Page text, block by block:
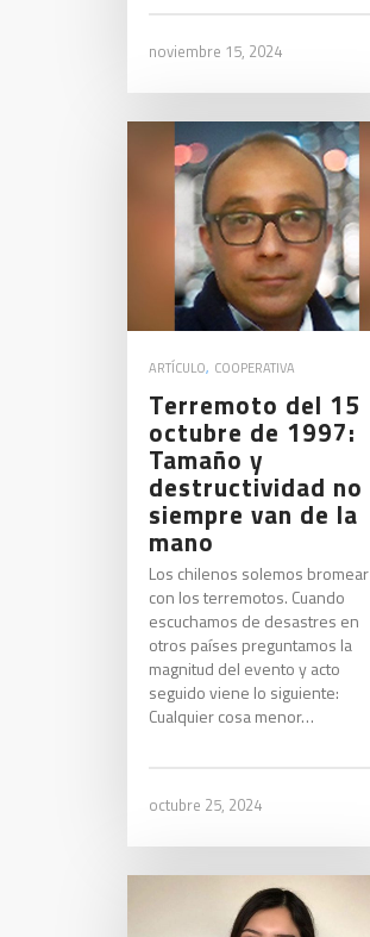
noviembre 15, 2024
ARTÍCULO, COOPERATIVA
Terremoto del 15
octubre de 1997:
Tamaño y
destructividad no
siempre van de la
mano
Los chilenos solemos bromear
con los terremotos. Cuando
escuchamos de desastres en
otros países preguntamos la
magnitud del evento y acto
seguido viene lo siguiente:
Cualquier cosa menor…
octubre 25, 2024